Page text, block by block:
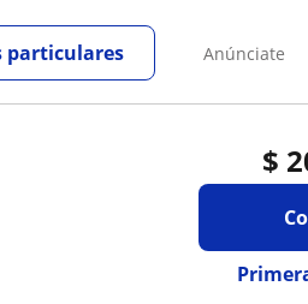
Anúnciate
particulares
$